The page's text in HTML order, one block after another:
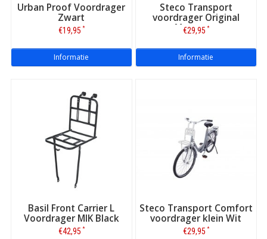
Urban Proof Voordrager
Zwart
€19,95 *
Informatie
Steco Transport
voordrager Original
Matzwart
€29,95 *
Informatie
Basil Front Carrier L
Voordrager MIK Black
€42,95 *
Steco Transport Comfort
voordrager klein Wit
€29,95 *